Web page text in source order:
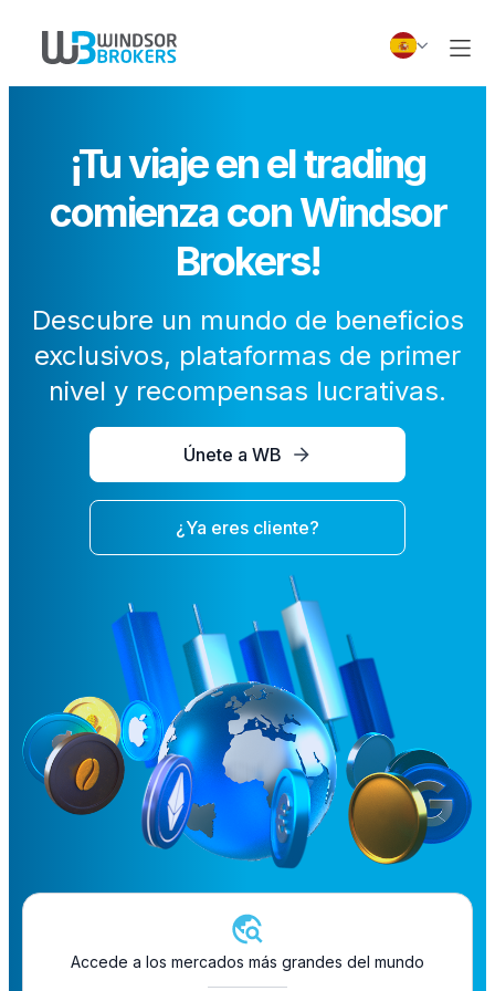
¡Tu viaje en el trading
comienza con Windsor
Brokers!
Descubre un mundo de beneficios
exclusivos, plataformas de primer
nivel y recompensas lucrativas.
Únete a WB
¿Ya eres cliente?
Accede a los mercados más grandes del mundo